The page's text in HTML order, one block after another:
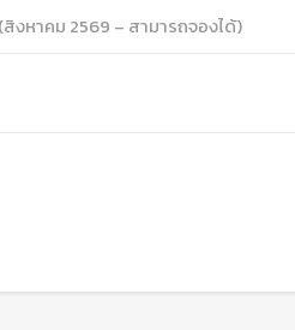
งหาคม 2569 – สามารถจองได้)